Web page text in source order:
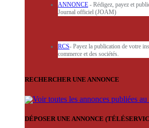
ANNONCE - Rédigez, payez et
Journal officiel (JOAM)
RCS- Payez la publication de votre
commerce et des sociétés.
RECHERCHER UNE ANNONCE
Voir toutes les annonces publiées au
DÉPOSER UNE ANNONCE